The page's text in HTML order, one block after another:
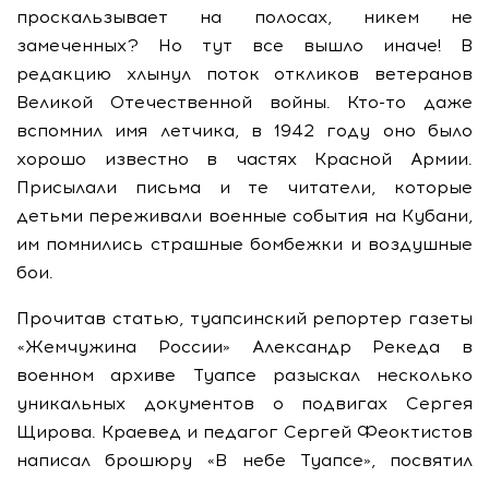
проскальзывает на полосах, никем не
замеченных? Но тут все вышло иначе! В
редакцию хлынул поток откликов ветеранов
Великой Отечественной войны. Кто-то даже
вспомнил имя летчика, в 1942 году оно было
хорошо известно в частях Красной Армии.
Присылали письма и те читатели, которые
детьми переживали военные события на Кубани,
им помнились страшные бомбежки и воздушные
бои.
Прочитав статью, туапсинский репортер газеты
«Жемчужина России» Александр Рекеда в
военном архиве Туапсе разыскал несколько
уникальных документов о подвигах Сергея
Щирова. Краевед и педагог Сергей Феоктистов
написал брошюру «В небе Туапсе», посвятил